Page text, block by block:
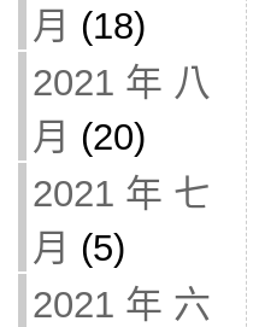
月 (18)
2021 年 八
月 (20)
2021 年 七
月 (5)
2021 年 六